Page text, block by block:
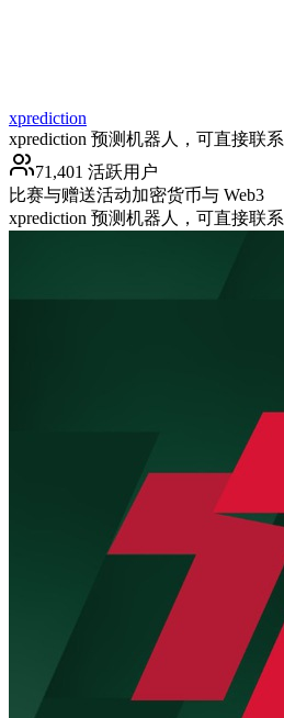
xprediction
xprediction 预测机器人，可直接联系
71,401 活跃用户
比赛与赠送活动加密货币与 Web3
xprediction 预测机器人，可直接联系